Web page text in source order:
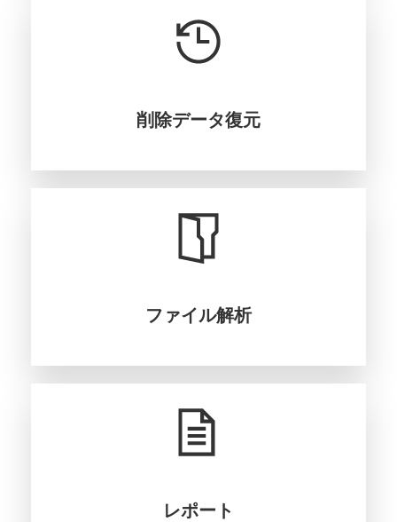
削除データ復元
ファイル解析
レポート